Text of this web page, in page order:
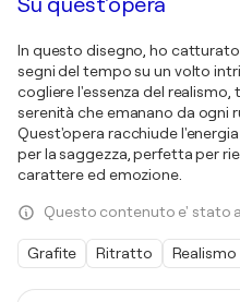
Su quest'opera
In questo disegno, ho
segni del tempo su un volto
cogliere l'essenza del
serenità che emanano da ogni
Quest'opera racchiude
per la saggezza, perfetta per
carattere ed emozione.
Questo contenuto e'
Grafite Ritratto Realismo